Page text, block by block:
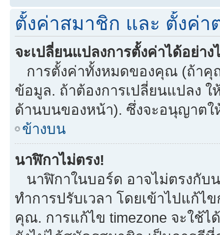
ตั้งค่าสมาชิก และ ตั้งค่า
จะเปลี่ยนแปลงการตั้งค่าได้อย่าง
การตั้งค่าทั้งหมดของคุณ (ถ้าคุ
ข้อมูล. ถ้าต้องการเปลี่ยนแปลง
ด้านบนของหน้า). ซึ่งจะอนุญาต
ข้างบน
นาฬิกาไม่ตรง!
นาฬิกาในบอร์ด อาจไม่ตรงกั
ทำการปรับเวลา โดยเข้าไปแก้ไ
คุณ. การแก้ไข timezone จะใช้